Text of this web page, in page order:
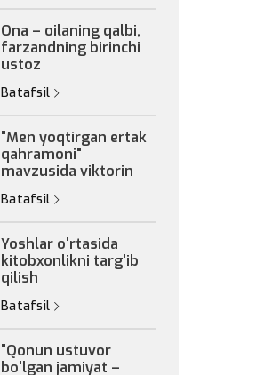
Ona – oilaning qalbi,
farzandning birinchi
ustoz
Batafsil
"Men yoqtirgan ertak
qahramoni"
mavzusida viktorin
Batafsil
Yoshlar o'rtasida
kitobxonlikni targ'ib
qilish
Batafsil
"Qonun ustuvor
bo'lgan jamiyat –